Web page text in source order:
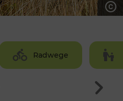
Radwege